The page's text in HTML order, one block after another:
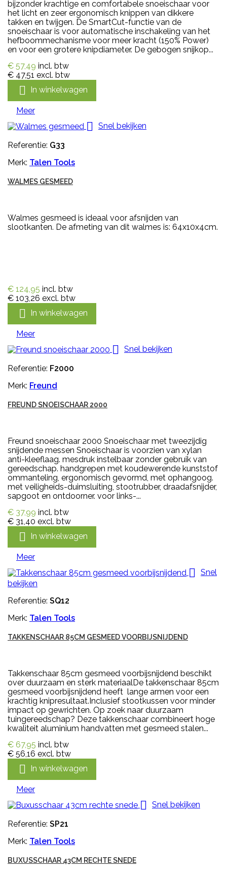
bijzonder krachtige en comfortabele snoeischaar voor
het licht en zeer ergonomisch knippen van dikkere
takken en twijgen. De SmartCut-functie van de
snoeischaar is voor automatische inschakeling van het
hefboommechanisme voor meer kracht (150% Power)
en voor een grotere knipdiameter. De gebogen snijkop...
€ 57,49 incl. btw
€ 47,51 excl. btw
 In winkelwagen
Meer
 Snel bekijken
Referentie: G33
Merk: Talen Tools
WALMES GESMEED
Walmes gesmeed is ideaal voor afsnijden van
slootkanten. De afmeting van dit walmes is: 64x10x4cm.
€ 124,95 incl. btw
€ 103,26 excl. btw
 In winkelwagen
Meer
 Snel bekijken
Referentie: F2000
Merk: Freund
FREUND SNOEISCHAAR 2000
Freund snoeischaar 2000 Snoeischaar met tweezijdig
snijdende messen Snoeischaar is voorzien van xylan
anti-kleeflaag. mesdruk instelbaar zonder gebruik van
gereedschap. handgrepen met koudewerende kunststof
ommanteling, ergonomisch gevormd, met ophangoog.
met veiligheids-duimsluiting, stootrubber, draadafsnijder,
sapgoot en ontdoorner. voor links-...
€ 37,99 incl. btw
€ 31,40 excl. btw
 In winkelwagen
Meer
 Snel
bekijken
Referentie: SQ12
Merk: Talen Tools
TAKKENSCHAAR 85CM GESMEED VOORBIJSNIJDEND
Takkenschaar 85cm gesmeed voorbijsnijdend beschikt
over duurzaam en sterk materiaalDe takkenschaar 85cm
gesmeed voorbijsnijdend heeft lange armen voor een
krachtig knipresultaat.Inclusief stootkussen voor minder
impact op gewrichten. Op zoek naar duurzaam
tuingereedschap? Deze takkenschaar combineert hoge
kwaliteit aluminium handvatten met gesmeed stalen...
€ 67,95 incl. btw
€ 56,16 excl. btw
 In winkelwagen
Meer
 Snel bekijken
Referentie: SP21
Merk: Talen Tools
BUXUSSCHAAR 43CM RECHTE SNEDE